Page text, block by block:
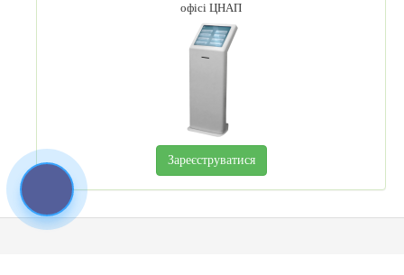
офісі ЦНАП
Зареєструватися